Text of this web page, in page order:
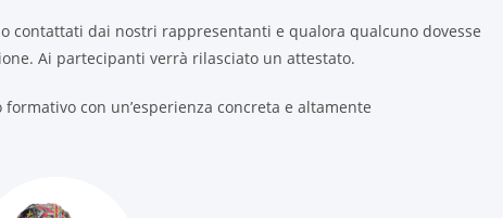
dai nostri rappresentanti e qualora qualcuno dovesse
Ai partecipanti verrà rilasciato un attestato.
con un’esperienza concreta e altamente